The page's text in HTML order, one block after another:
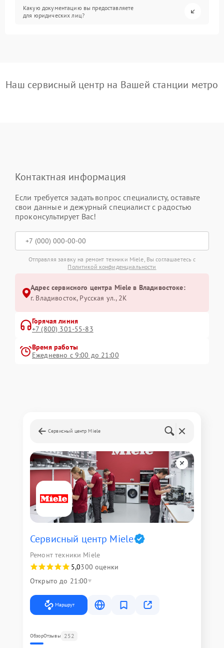
Какую документацию вы предоставляете
для юридических лиц?
Наш сервисный центр на Вашей станции метро
Контактная информация
Если требуется задать вопрос специалисту, оставьте
свои данные и дежурный специалист с радостью
проконсультирует Вас!
Отправляя заявку на ремонт техники Miele, Вы соглашаетесь с
Политикой конфиденциальности
Адрес сервисного центра Miele в Владивостоке:
г. Владивосток, Русская ул., 2К
Горячая линия
+7 (800) 301-55-83
Время работы
Ежедневно с 9:00 до 21:00
Сервисный центр Miele
Сервисный центр Miele
Ремонт техники Miele
5,0300 оценки
Открыто до 21:00
Маршрут
ОбзорОтзывы 252